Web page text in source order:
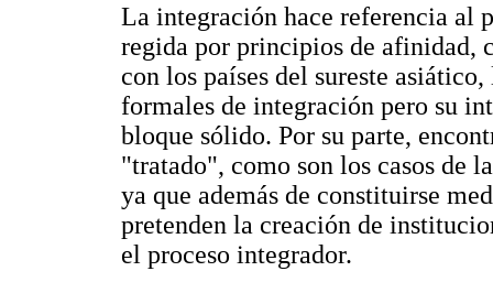
La integración hace referencia al
regida por principios de afinidad,
con los países del sureste
formales de integración pero su
bloque sólido. Por su parte,
"tratado", como son los casos de
ya que además de constituirse
pretenden la creación de
el proceso integrador.